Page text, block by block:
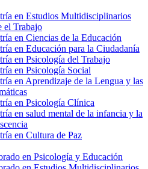
en Estudios Multidisciplinarios
el Trabajo
en Ciencias de la Educación
en Educación para la Ciudadanía
en Psicología del Trabajo
en Psicología Social
en Aprendizaje de la Lengua y las
en Psicología Clínica
en salud mental de la infancia y la
en Cultura de Paz
en Psicología y Educación